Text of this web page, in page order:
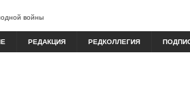
войны
РЕДАКЦИЯ РЕДКОЛЛЕГИЯ